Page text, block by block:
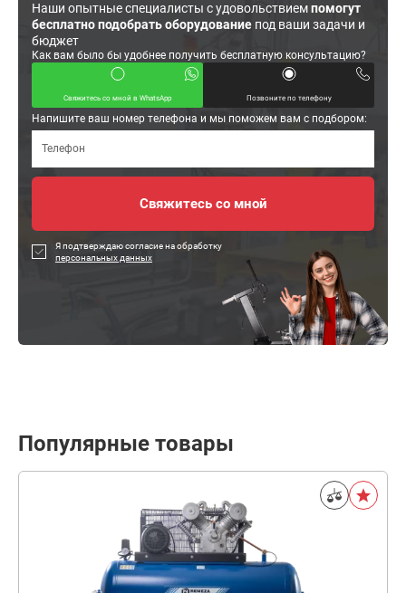
Наши опытные специалисты с удовольствиемпомогут
бесплатно подобрать оборудование под ваши задачи и
бюджет
Как вам было бы удобнее получить бесплатную консультацию?
Свяжитесь со мной в WhatsApp Позвоните по телефону
Напишите ваш номер телефона и мы поможем вам с подбором:
Я подтверждаю согласие на обработку
персональных данных
Популярные товары